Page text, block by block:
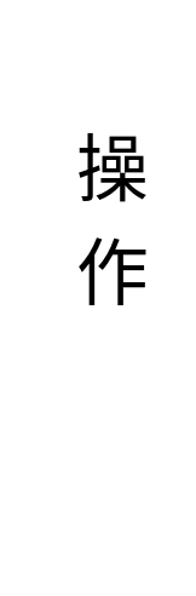
操
作